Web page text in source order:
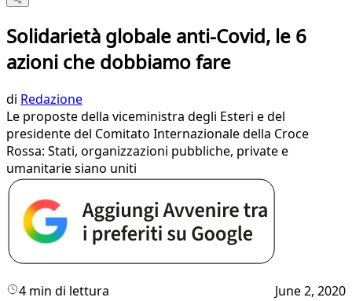
Solidarietà globale anti-Covid, le 6
azioni che dobbiamo fare
di Redazione
Le proposte della viceministra degli Esteri e del
presidente del Comitato Internazionale della Croce
Rossa: Stati, organizzazioni pubbliche, private e
umanitarie siano uniti
4 min di lettura June 2, 2020